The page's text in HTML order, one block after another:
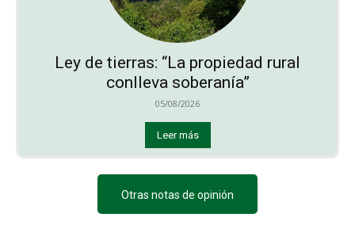
Ley de tierras: “La propiedad rural
conlleva soberanía”
05/08/2026
Leer más
Otras notas de opinión